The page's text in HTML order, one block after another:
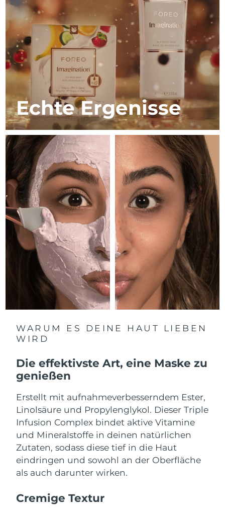
Echte Ergenisse
WARUM ES DEINE HAUT LIEBEN
WIRD
Die effektivste Art, eine Maske zu
genießen
Erstellt mit aufnahmeverbesserndem Ester,
Linolsäure und Propylenglykol. Dieser Triple
Infusion Complex bindet aktive Vitamine
und Mineralstoffe in deinen natürlichen
Zutaten, sodass diese tief in die Haut
eindringen und sowohl an der Oberfläche
als auch darunter wirken.
Cremige Textur
10/08/2026
Israel
Erwartete Lieferung
12/08/2026
Italien
Erwartete Lieferung
08/08/2026
Erwartete Lieferung
11/08/2026
Jersey
Erwartete Lieferung
13/08/2026
Kasachstan
Erwartete Lieferung
10/08/2026
Kuwait
Erwartete Lieferung
08/08/2026
Lettland
Erwartete Lieferung
08/08/2026
Libanon
Erwartete Lieferung
09/08/2026
Litauen
Erwartete Lieferung
08/08/2026
Luxemburg
Erwartete Lieferung
08/08/2026
Sonderverwaltungsregion
Macau
Erwartete Lieferung
Malaysia
Erwartete Lieferung
Malta
Erwartete Lieferung
08/08/2026
Mexiko
Erwartete Lieferung
12/08/2026
Monaco
Erwartete Lieferung
09/08/2026